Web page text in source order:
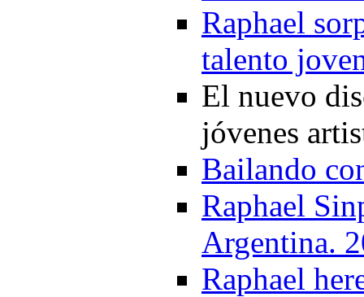
Raphael
talento
El nuevo
jóvenes
Bailando
Raphael
Argentina.
Raphael